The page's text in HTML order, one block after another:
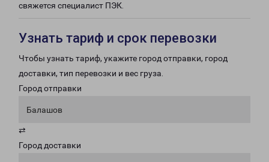
свяжется специалист ПЭК.
Узнать тариф и срок перевозки
Чтобы узнать тариф, укажите город отправки, город
доставки, тип перевозки и вес груза.
Город отправки
Балашов
⇄
Город доставки